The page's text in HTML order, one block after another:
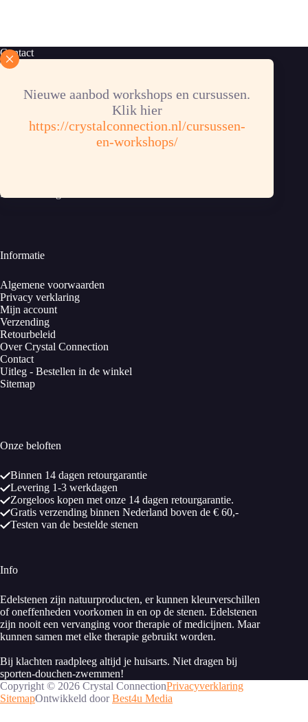
Nieuwe aanbod workshops en cursussen.
Klik hier
https://crystalconnection.nl/cursussen-
en-workshops/
Contact
3295 AE 's-Gravendeel
+31(0)6-15208994
info@crystalconnection.nl
Bankrekening: NL62RABO 0372358853
Informatie
Algemene voorwaarden
Privacy verklaring
Mijn account
Verzending
Retourbeleid
Over Crystal Connection
Contact
Uitleg - Bestellen in de winkel
Sitemap
Onze beloften
Binnen 14 dagen retourgarantie
Levering 1-3 werkdagen
Zorgeloos kopen met onze 14 dagen retourgarantie.
Gratis verzending binnen Nederland boven de € 60,-
Testen van de bestelde stenen
Info
Edelstenen zijn natuurproducten, er kunnen kleurverschillen
of oneffenheden voorkomen in en op de stenen. Edelstenen
zijn nooit een vervanging voor therapie of medicijnen. Maar
kunnen samen met elke therapie gebruikt worden.
Bij klachten raadpleeg altijd je huisarts. Niet dragen bij
sporten-douchen-zwemmen!
Copyright © 2026 Crystal ConnectionPrivacyverklaring
SitemapOntwikkeld doorBest4u Media